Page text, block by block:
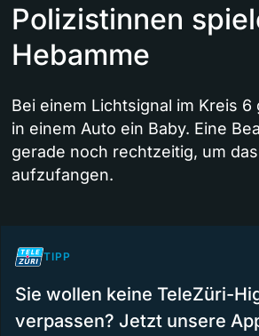
Polizistinnen
Hebamme
Bei einem Lichtsignal im Kreis 6
in einem Auto ein Baby. Eine
gerade noch rechtzeitig, um
aufzufangen.
TIPP
Sie wollen keine TeleZüri-
verpassen? Jetzt unsere